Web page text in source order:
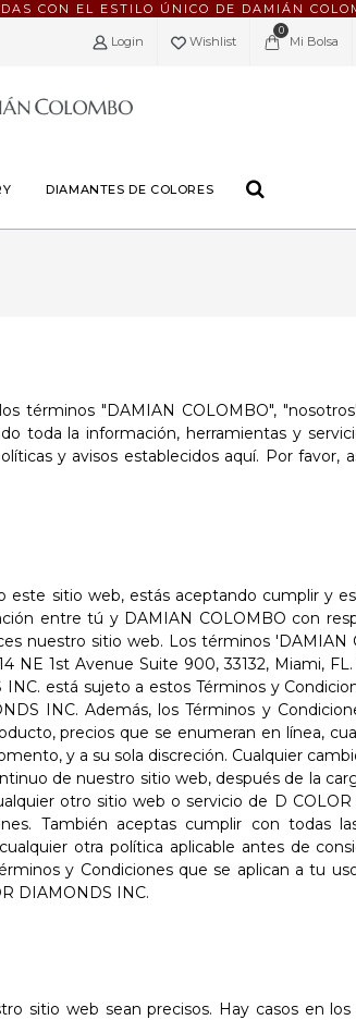
CON EL ESTILO ÚNICO DE DAMIÁN
Login Wishlist
0
Mi Bolsa
DIAMANTES DE COLORES
términos "DAMIAN COLOMBO",
toda la información, herramientas y
y avisos establecidos aquí. Por
sitio web, estás aceptando cumplir y
entre tú y DAMIAN COLOMBO con
nuestro sitio web. Los términos
1st Avenue Suite 900, 33132, Miami,
está sujeto a estos Términos y
INC. Además, los Términos y
precios que se enumeran en línea,
y a su sola discreción. Cualquier
de nuestro sitio web, después de la
otro sitio web o servicio de D
También aceptas cumplir con todas
otra política aplicable antes de
y Condiciones que se aplican a tu
DIAMONDS INC.
sitio web sean precisos. Hay casos en